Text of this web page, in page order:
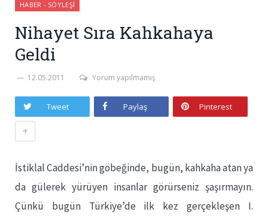
HABER - SÖYLEŞI
Nihayet Sıra Kahkahaya
Geldi
12.05.2011 Yorum yapılmamış
Tweet Paylaş Pinterest
+
İstiklal Caddesi’nin göbeğinde, bugün, kahkaha atan ya
da gülerek yürüyen insanlar görürseniz şaşırmayın.
Çünkü bugün Türkiye’de ilk kez gerçekleşen I.